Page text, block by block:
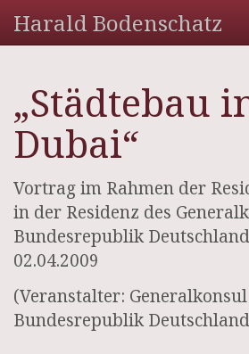
Harald Bodenschatz
„Städtebau
Dubai“
Vortrag im Rahmen der
in der Residenz des
Bundesrepublik
02.04.2009
(Veranstalter:
Bundesrepublik